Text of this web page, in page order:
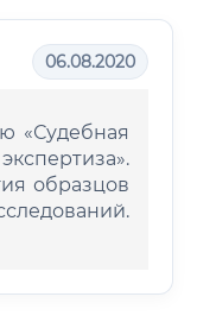
06.08.2020
«Судебная
образцов